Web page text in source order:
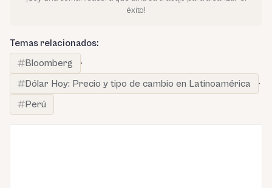
éxito!
Temas relacionados:
Bloomberg
·
Dólar Hoy: Precio y tipo de cambio en Latinoamérica
·
Perú